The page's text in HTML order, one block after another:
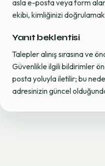
asla e-posta veya form
ekibi, kimliğinizi
Yanıt beklentisi
Talepler alınış sırasına ve
Güvenlikle ilgili bildirimler
posta yoluyla iletilir; bu
adresinizin güncel